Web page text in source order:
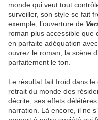
monde qui veut tout
surveiller, son style se fait
exemple, l’ouverture de
roman plus accessible que
en parfaite adéquation
ouvrez le roman, la scène
parfaitement le ton.
Le résultat fait froid dans
retrait du monde des
décrite, ses effets
narration. Là encore, il ne